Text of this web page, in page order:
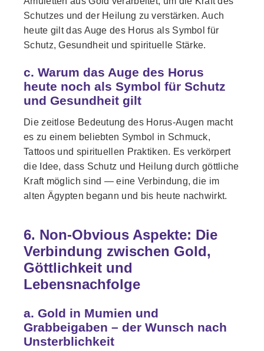
Schutzes und der Heilung zu verstärken. Auch
heute gilt das Auge des Horus als Symbol für
Schutz, Gesundheit und spirituelle Stärke.
c. Warum das Auge des Horus
heute noch als Symbol für Schutz
und Gesundheit gilt
Die zeitlose Bedeutung des Horus-Augen macht
es zu einem beliebten Symbol in Schmuck,
Tattoos und spirituellen Praktiken. Es verkörpert
die Idee, dass Schutz und Heilung durch göttliche
Kraft möglich sind — eine Verbindung, die im
alten Ägypten begann und bis heute nachwirkt.
6. Non-Obvious Aspekte: Die
Verbindung zwischen Gold,
Göttlichkeit und
Lebensnachfolge
a. Gold in Mumien und
Grabbeigaben – der Wunsch nach
Unsterblichkeit